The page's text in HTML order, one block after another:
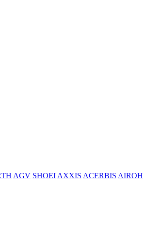
AGV SHOEI AXXIS ACERBIS AIROH